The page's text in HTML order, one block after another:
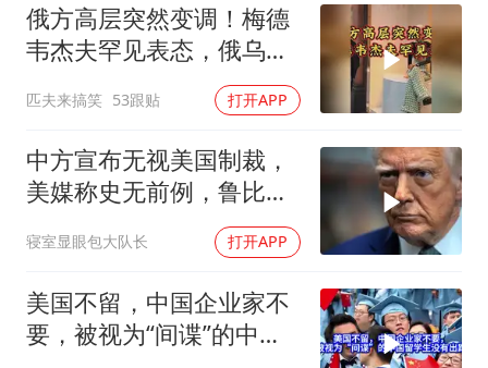
一枚俄导弹都没击落 泽连斯基发声
多专业取消艺考 文化工作者要有文化
“银行午休1.5小时”留个窗口行不行
41岁女子为鼓励女儿考上985研究生
总书记关心百姓身边这些民生大事
俄方高层突然变调！梅德
韦杰夫罕见表态，俄乌战
匹夫来搞笑 53跟贴 打开APP
中方宣布无视美国制裁，
美媒称史无前例，鲁比
奥：或追加二次制裁
寝室显眼包大队长 打开APP
美国不留，中国企业家不
要，被视为“间谍”的中国